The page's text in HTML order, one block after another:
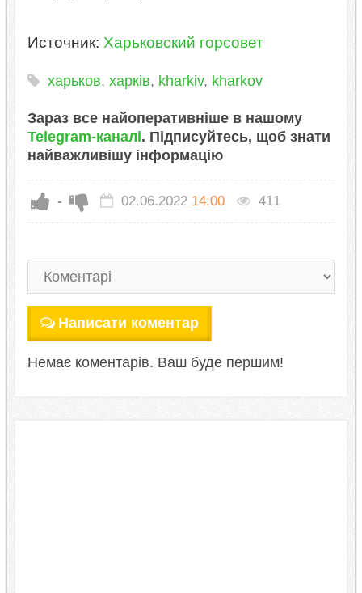
Источник: Харьковский горсовет
харьков, харків, kharkiv, kharkov
Зараз все найоперативніше в нашому
Telegram-каналі. Підписуйтесь, щоб знати
найважливішу інформацію
- 02.06.2022 14:00 411
Написати коментар
Немає коментарів. Ваш буде першим!